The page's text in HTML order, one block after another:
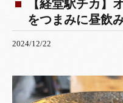
【経堂駅チカ】
をつまみに昼飲
2024/12/22